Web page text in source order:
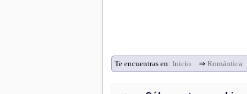
Te encuentras en: Inicio ⇒ Romántica